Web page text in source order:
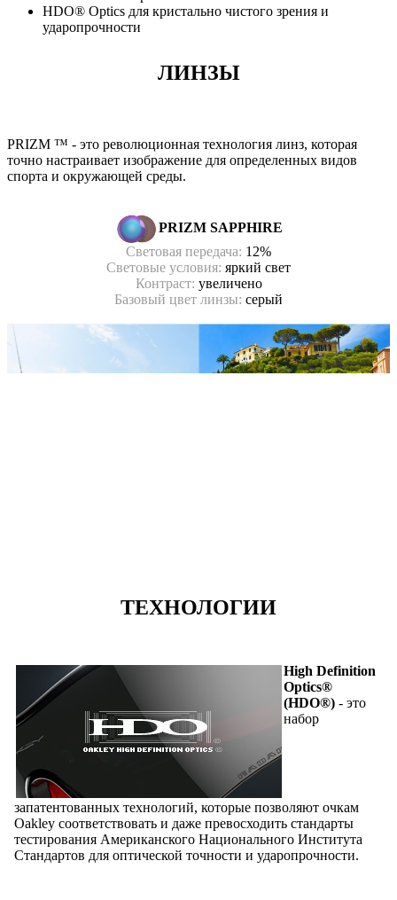
HDO® Optics для кристально чистого зрения и
ударопрочности
ЛИНЗЫ
PRIZM ™ - это революционная технология линз, которая
точно настраивает изображение для определенных видов
спорта и окружающей среды.
PRIZM SAPPHIRE
Световая передача: 12%
Световые условия: яркий свет
Контраст: увеличено
Базовый цвет линзы: серый
ТЕХНОЛОГИИ
High Definition
Optics®
(HDO®) - это
набор
запатентованных технологий, которые позволяют очкам
Oakley соответствовать и даже превосходить стандарты
тестирования Американского Национального Института
Стандартов для оптической точности и ударопрочности.